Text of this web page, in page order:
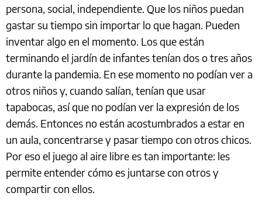
persona, social, independiente. Que los niños puedan
gastar su tiempo sin importar lo que hagan. Pueden
inventar algo en el momento. Los que están
terminando el jardín de infantes tenían dos o tres años
durante la pandemia. En ese momento no podían ver a
otros niños y, cuando salían, tenían que usar
tapabocas, así que no podían ver la expresión de los
demás. Entonces no están acostumbrados a estar en
un aula, concentrarse y pasar tiempo con otros chicos.
Por eso el juego al aire libre es tan importante: les
permite entender cómo es juntarse con otros y
compartir con ellos.